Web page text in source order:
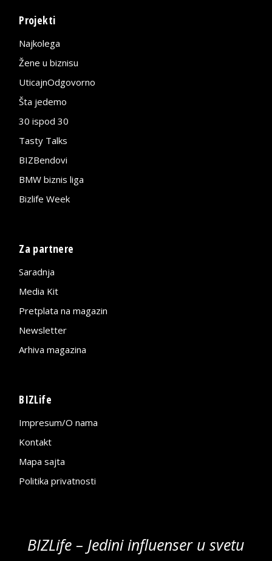
Projekti
Najkolega
Žene u biznisu
UticajnOdgovorno
Šta jedemo
30 ispod 30
Tasty Talks
BIZBendovi
BMW biznis liga
Bizlife Week
Za partnere
Saradnja
Media Kit
Pretplata na magazin
Newsletter
Arhiva magazina
BIZLife
Impresum/O nama
Kontakt
Mapa sajta
Politika privatnosti
BIZLife – Jedini influenser u svetu